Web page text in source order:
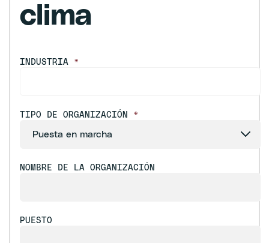
clima
INDUSTRIA *
TIPO DE ORGANIZACIÓN *
NOMBRE DE LA ORGANIZACIÓN
PUESTO